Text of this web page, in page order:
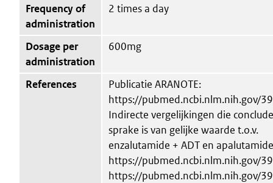
Frequency of
administration
2 times a day
Dosage per
administration
600mg
References
Publicatie ARANOTE:
https://pubmed.ncbi.nlm.nih.gov/
Indirecte vergelijkingen die
sprake is van gelijke waarde t.o.v.
enzalutamide + ADT en
https://pubmed.ncbi.nlm.nih.gov/
https://pubmed.ncbi.nlm.nih.gov/